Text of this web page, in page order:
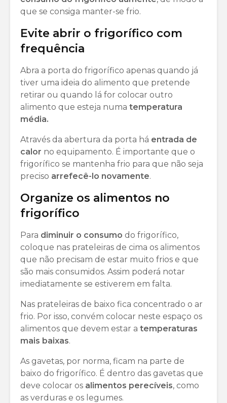
que se consiga manter-se frio.
Evite abrir o frigorífico com
frequência
Abra a porta do frigorífico apenas quando já
tiver uma ideia do alimento que pretende
retirar ou quando lá for colocar outro
alimento que esteja numa temperatura
média.
Através da abertura da porta há entrada de
calor no equipamento. É importante que o
frigorífico se mantenha frio para que não seja
preciso arrefecê-lo novamente.
Organize os alimentos no
frigorífico
Para diminuir o consumo do frigorífico,
coloque nas prateleiras de cima os alimentos
que não precisam de estar muito frios e que
são mais consumidos. Assim poderá notar
imediatamente se estiverem em falta.
Nas prateleiras de baixo fica concentrado o ar
frio. Por isso, convém colocar neste espaço os
alimentos que devem estar a temperaturas
mais baixas.
As gavetas, por norma, ficam na parte de
baixo do frigorífico. É dentro das gavetas que
deve colocar os alimentos perecíveis, como
as verduras e os legumes.